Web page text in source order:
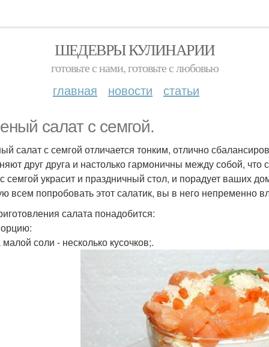
ШЕДЕВРЫ КУЛИНАРИИ
готовьте с нами, готовьте с любовью
главная новости статьи
салат с семгой.
салат с семгой отличается тонким, отлично
друг друга и настолько гармоничны между собой, что
семгой украсит и праздничный стол, и порадует
всем попробовать этот салатик, вы в него непременно
салата понадобится:
соли - несколько кусочков;.